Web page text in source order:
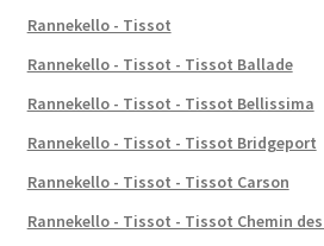
Rannekello - Tissot
Rannekello - Tissot - Tissot Ballade
Rannekello - Tissot - Tissot Bellissima
Rannekello - Tissot - Tissot Bridgeport
Rannekello - Tissot - Tissot Carson
Rannekello - Tissot - Tissot Chemin